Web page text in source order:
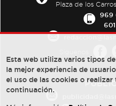
Plaza de los
969
601
Esta web utiliza varios tipos
la mejor experiencia de
el uso de las cookies o
continuación.